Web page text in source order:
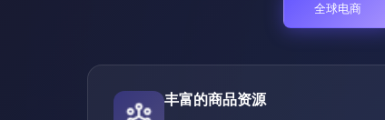
全球电商
丰富的商品资源